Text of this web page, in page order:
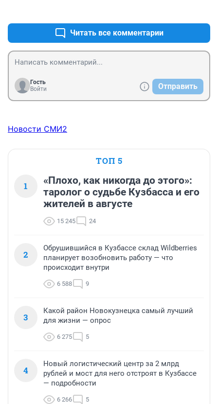
Мы в память о них построим качели,
Летать и мечтать, летать и не забывать...
Постройте качели.
Читать все комментарии
Гость
Войти
Отправить
Новости СМИ2
ТОП 5
1
«Плохо, как никогда до этого»:
таролог о судьбе Кузбасса и его
жителей в августе
15 245 24
2
Обрушившийся в Кузбассе склад Wildberries
планирует возобновить работу — что
происходит внутри
6 588 9
3
Какой район Новокузнецка самый лучший
для жизни — опрос
6 275 5
4
Новый логистический центр за 2 млрд
рублей и мост для него отстроят в Кузбассе
— подробности
6 266 5